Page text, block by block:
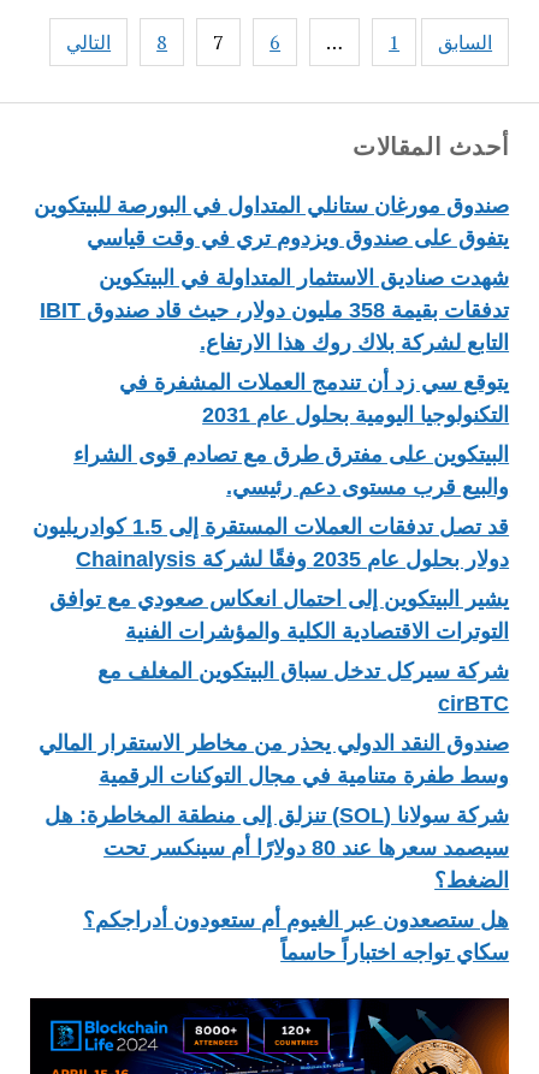
أحدث المقالات
صندوق مورغان ستانلي المتداول في البورصة للبيتكوين
يتفوق على صندوق ويزدوم تري في وقت قياسي
شهدت صناديق الاستثمار المتداولة في البيتكوين
تدفقات بقيمة 358 مليون دولار، حيث قاد صندوق IBIT
التابع لشركة بلاك روك هذا الارتفاع.
يتوقع سي زد أن تندمج العملات المشفرة في
التكنولوجيا اليومية بحلول عام 2031
البيتكوين على مفترق طرق مع تصادم قوى الشراء
والبيع قرب مستوى دعم رئيسي.
قد تصل تدفقات العملات المستقرة إلى 1.5 كوادريليون
دولار بحلول عام 2035 وفقًا لشركة Chainalysis
يشير البيتكوين إلى احتمال انعكاس صعودي مع توافق
التوترات الاقتصادية الكلية والمؤشرات الفنية
شركة سيركل تدخل سباق البيتكوين المغلف مع
cirBTC
صندوق النقد الدولي يحذر من مخاطر الاستقرار المالي
وسط طفرة متنامية في مجال التوكنات الرقمية
شركة سولانا (SOL) تنزلق إلى منطقة المخاطرة: هل
سيصمد سعرها عند 80 دولارًا أم سينكسر تحت
الضغط؟
هل ستصعدون عبر الغيوم أم ستعودون أدراجكم؟
سكاي تواجه اختباراً حاسماً
Posts
pagination
السابق 1
…
6
7
8 التالي